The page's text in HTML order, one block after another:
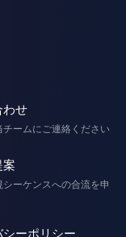
わせ
チームにご連絡ください
シーケンスへの合流を申
ーポリシー